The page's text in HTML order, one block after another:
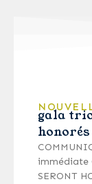
gala
honorés
immédiate
SERONT